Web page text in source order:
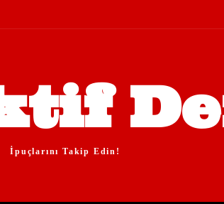
İpuçlarını Takip Edin!